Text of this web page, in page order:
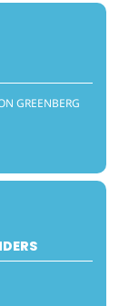
GREENBERG